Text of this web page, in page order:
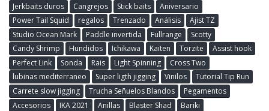
Jerkbaits duros
Cangrejos Stick baits
Aniversario
Power Tail Squid
regalos Trenzado Análisis
Ajist TZ
Studio Ocean Mark
Paddle invertida Fullrange
Scotty
Candy Shrimp
Hundidos Ichikawa Kaiten Torzite
Assist hook
Perfect Link
Sonda Rais Light Spinning
Cross Two
lubinas mediterraneo
Super ligth jigging Vinilos
Tutorial Tip Run
Carrete slow jigging
Trucha Señuelos Blandos
Pegamentos
Accesorios
IKA 2021 Anillas Blaster Shad
Bariki